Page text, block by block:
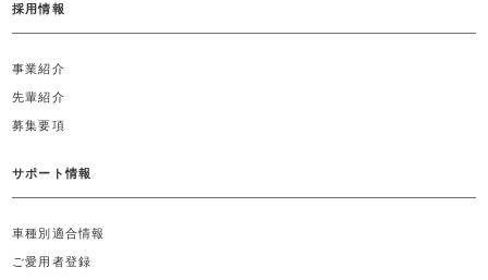
採用情報
事業紹介
先輩紹介
募集要項
サポート情報
車種別適合情報
ご愛用者登録